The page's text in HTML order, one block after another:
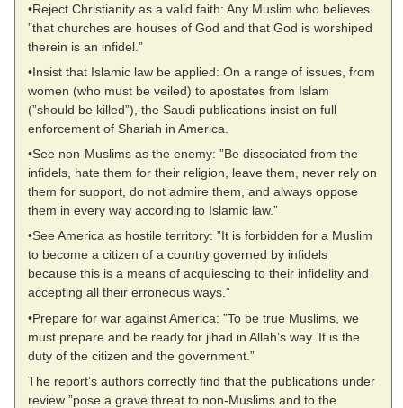
•Reject Christianity as a valid faith: Any Muslim who believes
”that churches are houses of God and that God is worshiped
therein is an infidel.”
•Insist that Islamic law be applied: On a range of issues, from
women (who must be veiled) to apostates from Islam
(”should be killed”), the Saudi publications insist on full
enforcement of Shariah in America.
•See non-Muslims as the enemy: ”Be dissociated from the
infidels, hate them for their religion, leave them, never rely on
them for support, do not admire them, and always oppose
them in every way according to Islamic law.”
•See America as hostile territory: ”It is forbidden for a Muslim
to become a citizen of a country governed by infidels
because this is a means of acquiescing to their infidelity and
accepting all their erroneous ways.”
•Prepare for war against America: ”To be true Muslims, we
must prepare and be ready for jihad in Allah’s way. It is the
duty of the citizen and the government.”
The report’s authors correctly find that the publications under
review ”pose a grave threat to non-Muslims and to the